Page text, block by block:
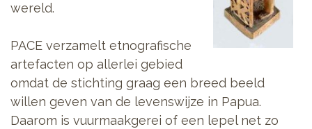
wereld.
PACE verzamelt etnografische
artefacten op allerlei gebied
omdat de stichting graag een breed beeld
willen geven van de levenswijze in Papua.
Daarom is vuurmaakgerei of een lepel net zo